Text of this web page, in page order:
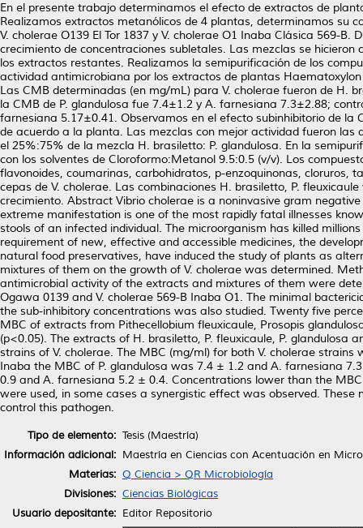
En el presente trabajo determinamos el efecto de extractos de
Realizamos extractos metanólicos de 4 plantas, determinamos su
V. cholerae O139 El Tor 1837 y V. cholerae O1 Inaba Clásica 569-
crecimiento de concentraciones subletales. Las mezclas se
los extractos restantes. Realizamos la semipurificación de los
actividad antimicrobiana por los extractos de plantas
Las CMB determinadas (en mg/mL) para V. cholerae fueron de H.
la CMB de P. glandulosa fue 7.4±1.2 y A. farnesiana 7.3±2.88;
farnesiana 5.17±0.41. Observamos en el efecto subinhibitorio de
de acuerdo a la planta. Las mezclas con mejor actividad fueron
el 25%:75% de la mezcla H. brasiletto: P. glandulosa. En la
con los solventes de Cloroformo:Metanol 9.5:0.5 (v/v). Los
flavonoides, coumarinas, carbohidratos, p-enzoquinonas, cloruros,
cepas de V. cholerae. Las combinaciones H. brasiletto, P.
crecimiento. Abstract Vibrio cholerae is a noninvasive gram
extreme manifestation is one of the most rapidly fatal illnesses
stools of an infected individual. The microorganism has killed
requirement of new, effective and accessible medicines, the
natural food preservatives, have induced the study of plants as
mixtures of them on the growth of V. cholerae was determined.
antimicrobial activity of the extracts and mixtures of them were
Ogawa 0139 and V. cholerae 569-B Inaba O1. The minimal
the sub-inhibitory concentrations was also studied. Twenty five
MBC of extracts from Pithecellobium fleuxicaule, Prosopis
(p<0.05). The extracts of H. brasiletto, P. fleuxicaule, P.
strains of V. cholerae. The MBC (mg/ml) for both V. cholerae
Inaba the MBC of P. glandulosa was 7.4 ± 1.2 and A. farnesiana
0.9 and A. farnesiana 5.2 ± 0.4. Concentrations lower than the
were used, in some cases a synergistic effect was observed.
control this pathogen.
Tipo de elemento: Tesis (Maestría)
Información adicional: Maestría en Ciencias con Acentuación en
Materias: Q Ciencia > QR Microbiología
Divisiones: Ciencias Biológicas
Usuario depositante: Editor Repositorio